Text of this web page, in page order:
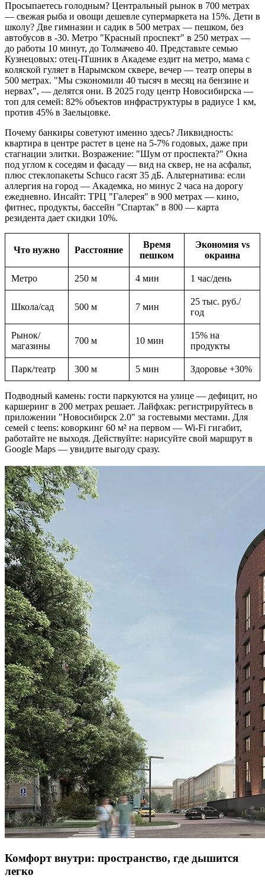
Просыпаетесь голодным? Центральный рынок в 700 метрах
— свежая рыба и овощи дешевле супермаркета на 15%. Дети в
школу? Две гимназии и садик в 500 метрах — пешком, без
автобусов в -30. Метро "Красный проспект" в 250 метрах —
до работы 10 минут, до Толмачево 40. Представьте семью
Кузнецовых: отец-ITшник в Академе ездит на метро, мама с
коляской гуляет в Нарымском сквере, вечер — театр оперы в
500 метрах. "Мы сэкономили 40 тысяч в месяц на бензине и
нервах", — делятся они. В 2025 году центр Новосибирска —
топ для семей: 82% объектов инфраструктуры в радиусе 1 км,
против 45% в Заельцовке.
Почему банкиры советуют именно здесь? Ликвидность:
квартира в центре растет в цене на 5-7% годовых, даже при
стагнации элитки. Возражение: "Шум от проспекта?" Окна
под углом к соседям и фасаду — вид на сквер, не на асфальт,
плюс стеклопакеты Schuco гасят 35 дБ. Альтернатива: если
аллергия на город — Академка, но минус 2 часа на дорогу
ежедневно. Инсайт: ТРЦ "Галерея" в 900 метрах — кино,
фитнес, продукты, бассейн "Спартак" в 800 — карта
резидента дает скидки 10%.
Что нужно Расстояние
Время
пешком
Экономия vs
окраина
Метро 250 м 4 мин 1 час/день
Школа/сад 500 м 7 мин
25 тыс. руб./
год
Рынок/
магазины
700 м 10 мин
15% на
продукты
Парк/театр 300 м 5 мин Здоровье +30%
Подводный камень: гости паркуются на улице — дефицит, но
каршеринг в 200 метрах решает. Лайфхак: регистрируйтесь в
приложении "Новосибирск 2.0" за гостевыми местами. Для
семей с teens: коворкинг 60 м² на первом — Wi-Fi гигабит,
работайте не выходя. Действуйте: нарисуйте свой маршрут в
Google Maps — увидите выгоду сразу.
Комфорт внутри: пространство, где дышится
легко